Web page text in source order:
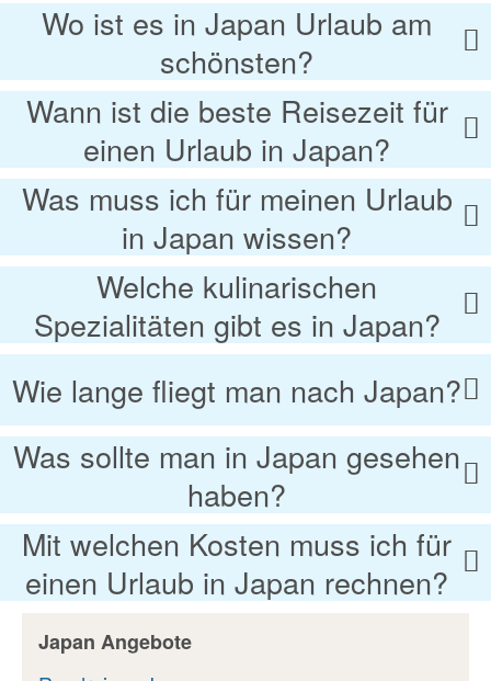
Wo ist es in Japan Urlaub am
schönsten?
Wann ist die beste Reisezeit für
einen Urlaub in Japan?
Was muss ich für meinen Urlaub
in Japan wissen?
Welche kulinarischen
Spezialitäten gibt es in Japan?
Wie lange fliegt man nach Japan?
Was sollte man in Japan gesehen
haben?
Mit welchen Kosten muss ich für
einen Urlaub in Japan rechnen?
Japan Angebote